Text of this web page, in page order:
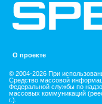
О проекте
© 2004-2026 При
Средство массовой
Федеральной службы по
массовых коммуникаций
г.).